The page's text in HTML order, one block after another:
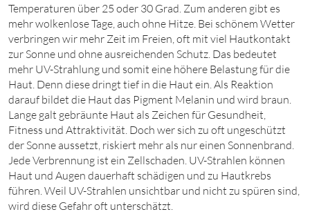
Temperaturen über 25 oder 30 Grad. Zum anderen gibt es
mehr wolkenlose Tage, auch ohne Hitze. Bei schönem Wetter
verbringen wir mehr Zeit im Freien, oft mit viel Hautkontakt
zur Sonne und ohne ausreichenden Schutz. Das bedeutet
mehr UV-Strahlung und somit eine höhere Belastung für die
Haut. Denn diese dringt tief in die Haut ein. Als Reaktion
darauf bildet die Haut das Pigment Melanin und wird braun.
Lange galt gebräunte Haut als Zeichen für Gesundheit,
Fitness und Attraktivität. Doch wer sich zu oft ungeschützt
der Sonne aussetzt, riskiert mehr als nur einen Sonnenbrand.
Jede Verbrennung ist ein Zellschaden. UV-Strahlen können
Haut und Augen dauerhaft schädigen und zu Hautkrebs
führen. Weil UV-Strahlen unsichtbar und nicht zu spüren sind,
wird diese Gefahr oft unterschätzt.